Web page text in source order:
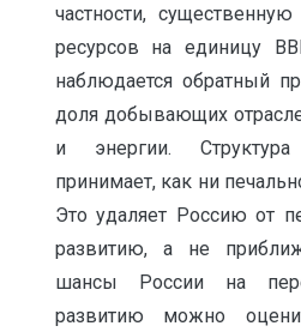
частности,
ресурсов на единицу
наблюдается обратный
доля добывающих
и энергии.
принимает, как ни
Это удаляет Россию от
развитию, а не
шансы России на
развитию можно